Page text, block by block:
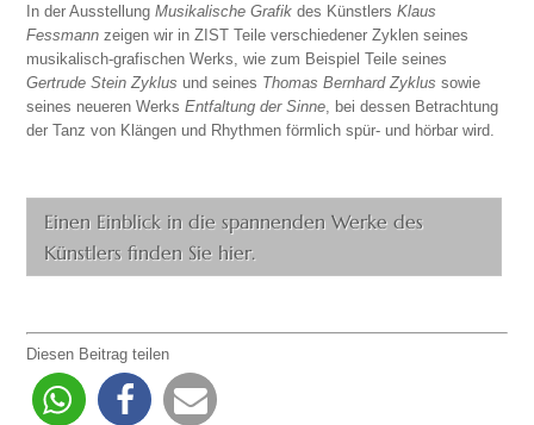
In der AusstellungMusikalische Grafik des KünstlersKlaus
Fessmannzeigen wir in ZIST Teile verschiedener Zyklen seines
musikalisch-grafischen Werks, wie zum Beispiel Teile seines
Gertrude Stein Zyklus und seines Thomas Bernhard Zyklus sowie
seines neueren WerksEntfaltung der Sinne , bei dessen Betrachtung
der Tanz von Klängen und Rhythmen förmlich spür- und hörbar wird.
Einen Einblick in die spannenden Werke des
Künstlers finden Sie hier.
Diesen Beitrag teilen